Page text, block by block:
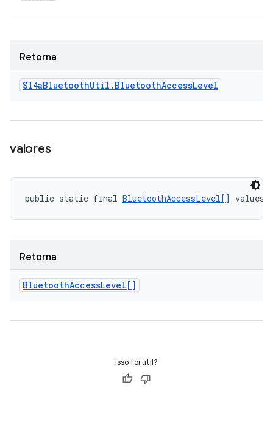
Retorna
Sl4aBluetoothUtil . BluetoothAccessLevel
valores
public static final BluetoothAccessLevel[] values
Retorna
BluetoothAccessLevel[]
Isso foi útil?